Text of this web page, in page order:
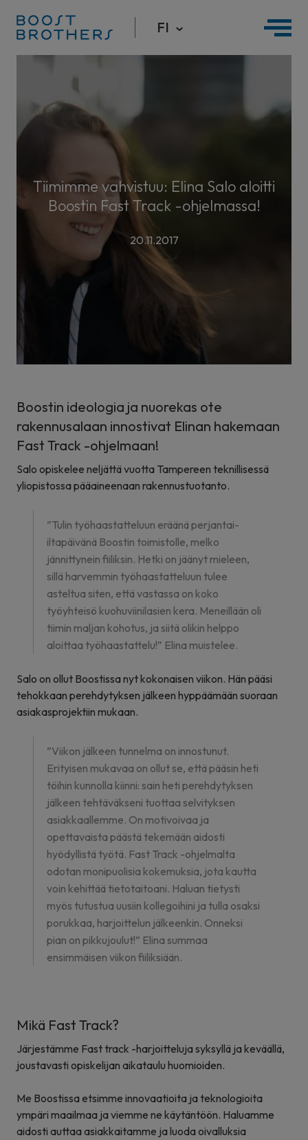
FI
Tiimimme vahvistuu: Elina Salo aloitti
Boostin Fast Track -ohjelmassa!
20.11.2017
Boostin ideologia ja nuorekas ote
rakennusalaan innostivat Elinan hakemaan
Fast Track -ohjelmaan!
Salo opiskelee neljättä vuotta Tampereen teknillisessä
yliopistossa pääaineenaan rakennustuotanto.
”Tulin työhaastatteluun eräänä perjantai-
iltapäivänä Boostin toimistolle, melko
jännittynein fiiliksin. Hetki on jäänyt mieleen,
sillä harvemmin työhaastatteluun tulee
asteltua siten, että vastassa on koko
työyhteisö kuohuviinilasien kera. Meneillään oli
tiimin maljan kohotus, ja siitä olikin helppo
aloittaa työhaastattelu!” Elina muistelee.
Salo on ollut Boostissa nyt kokonaisen viikon. Hän pääsi
tehokkaan perehdytyksen jälkeen hyppäämään suoraan
asiakasprojektiin mukaan.
”Viikon jälkeen tunnelma on innostunut.
Erityisen mukavaa on ollut se, että pääsin heti
töihin kunnolla kiinni: sain heti perehdytyksen
jälkeen tehtäväkseni tuottaa selvityksen
asiakkaallemme. On motivoivaa ja
opettavaista päästä tekemään aidosti
hyödyllistä työtä. Fast Track -ohjelmalta
odotan monipuolisia kokemuksia, jota kautta
voin kehittää tietotaitoani. Haluan tietysti
myös tutustua uusiin kollegoihini ja tulla osaksi
porukkaa, harjoittelun jälkeenkin. Onneksi
pian on pikkujoulut!” Elina summaa
ensimmäisen viikon fiiliksiään.
Mikä Fast Track?
Järjestämme Fast track -harjoitteluja syksyllä ja keväällä,
joustavasti opiskelijan aikataulu huomioiden.
Me Boostissa etsimme innovaatioita ja teknologioita
ympäri maailmaa ja viemme ne käytäntöön. Haluamme
aidosti auttaa asiakkaitamme ja luoda oivalluksia